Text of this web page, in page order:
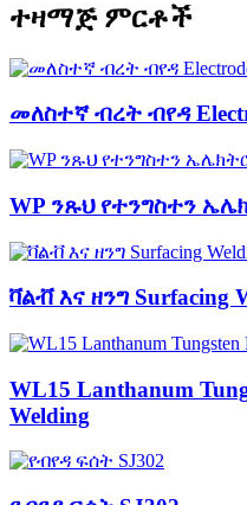
ተዛማጅ ምርቶች
መለስተኛ ብረት ብየዳ
WP ንጹህ የተንግስተን
ቫልቭ እና ዘንግ Surfacing
WL15 Lanthanum
Welding